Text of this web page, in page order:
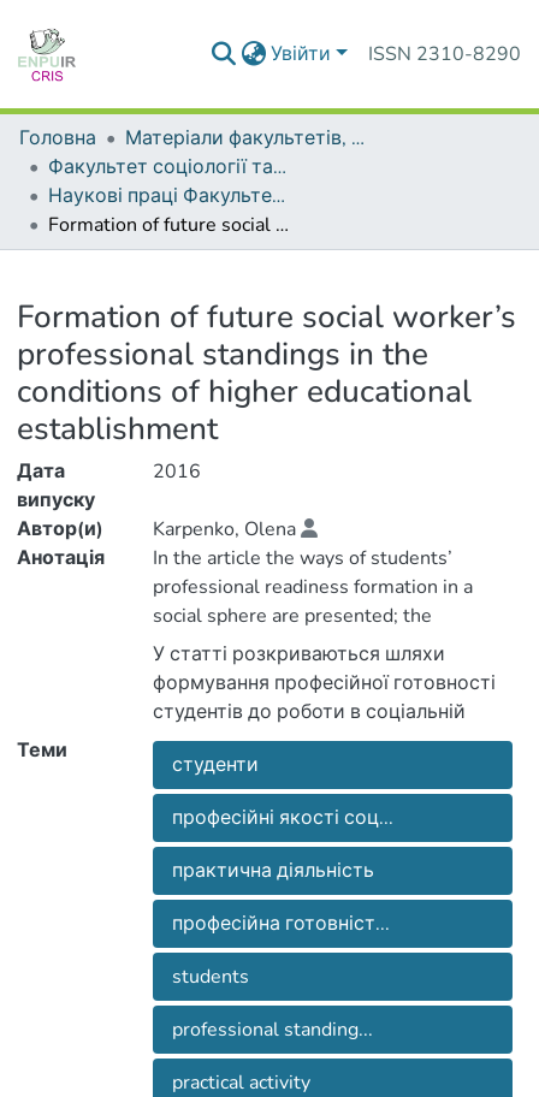
Увійти ISSN 2310-8290
Головна
Матеріали факультетів, інститутів, підрозділів
Факультет соціології та соціальної політики
Наукові праці Факультету соціології та соціальної політики
Formation of future social worker’s professional standings in the conditions of higher educational establishment
Formation of future social worker’s
professional standings in the
conditions of higher educational
establishment
Дата
випуску
2016
Автор(и)
Karpenko, Olena
Анотація
In the article the ways of students’
professional readiness formation in a
social sphere are presented; the
professional standings of social worker’s,
which are formed in the conditions of
university, are pointed out.
У статті розкриваються шляхи
формування професійної готовності
студентів до роботи в соціальній
сфері; визначаються професійні якості
соціального працівника, які
формуються в умовах університету.
Теми
студенти
професійні якості соц...
практична діяльність
професійна готовніст...
students
professional standing...
practical activity